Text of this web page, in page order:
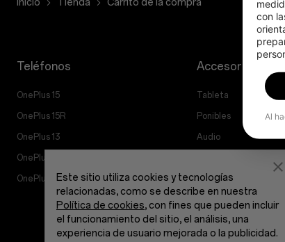
Inicio Tienda Carrito de la compra
Teléfonos
OnePlus 15
OnePlus 15R
OnePlus 13
OnePlus Nord 5
OnePlus Nord CE5
Accesorios
Tableta
Ponibles
Audio
Alimentación y cables
Lifestyle
con
Al
Este sitio utiliza cookies y tecnologías
relacionadas, como se describe en nuestra
Política de cookies, con fines que pueden incluir
el funcionamiento del sitio, el análisis, una
experiencia de usuario mejorada o la publicidad.